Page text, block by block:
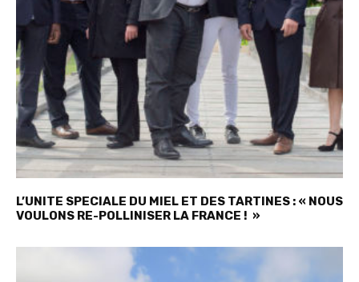
L’UNITE SPECIALE DU MIEL ET DES TARTINES : « NOUS
VOULONS RE-POLLINISER LA FRANCE ! »